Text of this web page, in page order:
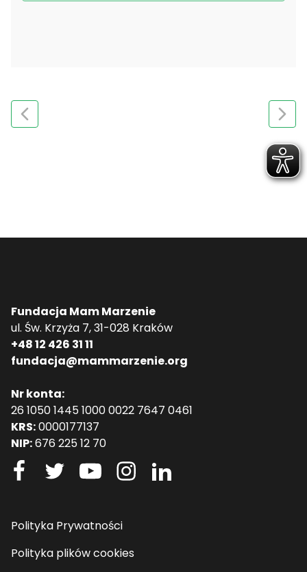
Fundacja Mam Marzenie
ul. Św. Krzyża 7, 31-028 Kraków
+48 12 426 31 11
fundacja@mammarzenie.org
Nr konta:
26 1050 1445 1000 0022 7647 0461
KRS:0000177137
NIP:676 225 12 70
Polityka Prywatności
Polityka plików cookies